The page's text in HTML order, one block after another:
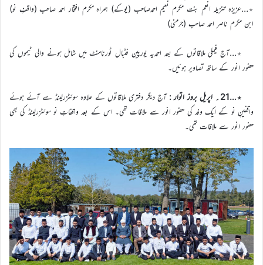
٭…عزیزہ تنزیلہ انعم بنت مکرم نعیم احمدصاحب (یوکے) ہمراہ مکرم افتخار احمد صاحب (واقفِ نو)
ابن مکرم ناصر احمد صاحب (جرمنی)
٭…آج فیملی ملاقاتوں کے بعد احمدیہ یورپین فٹبال ٹورنامنٹ میں شامل ہونے والی ٹیموں کی
حضور انور کے ساتھ تصاویر ہوئیں۔
٭…21؍ اپریل بروز اتوار :
آج دیگر دفتری ملاقاتوں کے علاوہ سوئٹزرلینڈ سے آئے ہوئے
واقفینِ نو کے ایک وفد کی حضور انور سے ملاقات تھی۔ اس کے بعد واقفاتِ نو سوئٹزرلینڈ کی بھی
حضور انور سے ملاقات تھی۔